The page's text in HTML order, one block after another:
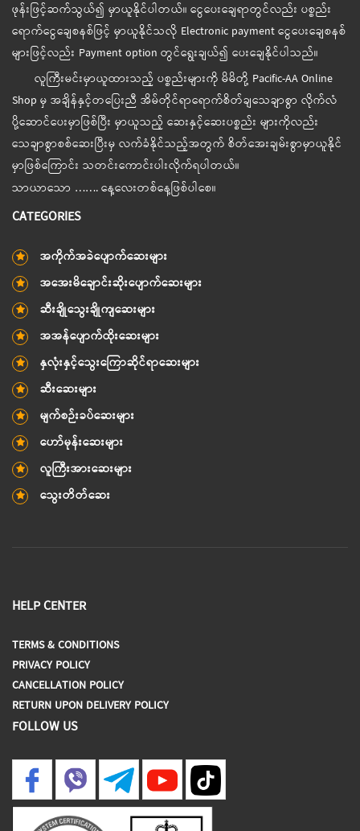
ဖုန်းဖြင့်ဆက်သွယ်၍ မှာယူနိုင်ပါတယ်။ ငွေပေးချေရာတွင်လည်း ပစ္စည်း
ရောက်ငွေချေစနစ်ဖြင့် မှာယူနိုင်သလို Electronic payment ငွေပေးချေစနစ်
များဖြင့်လည်း Payment option တွင်ရွေးချယ်၍ ပေးချေနိုင်ပါသည်။
လူကြီးမင်းမှာယူထားသည့် ပစ္စည်းများကို မိမိတို့ Pacific-AA Online
Shop မှ အချိန်နှင့်တပြေးညီ အိမ်တိုင်ရာရောက်စိတ်ချသေချာစွာ လိုက်လံ
ပို့ဆောင်ပေးမှာဖြစ်ပြီး မှာယူသည့် ဆေးနှင့်ဆေးပစ္စည်း များကိုလည်း
သေချာစွာစစ်ဆေးပြီးမှ လက်ခံနိုင်သည့်အတွက် စိတ်အေးချမ်းစွာမှာယူနိုင်
မှာဖြစ်ကြောင်း သတင်းကောင်းပါးလိုက်ရပါတယ်။
သာယာသော ……. နေ့လေးတစ်နေ့ဖြစ်ပါစေ။
CATEGORIES
အကိုက်အခဲပျောက်ဆေးများ
အအေးမိချောင်းဆိုးပျောက်ဆေးများ
ဆီးချိုသွေးချိုကျဆေးများ
အအန်ပျောက်ထိုးဆေးများ
နှလုံးနှင့်သွေးကြောဆိုင်ရာဆေးများ
ဆီးဆေးများ
မျက်စဉ်းခပ်ဆေးများ
ဟော်မုန်းဆေးများ
လူကြီးအားဆေးများ
သွေးတိတ်ဆေး
HELP CENTER
TERMS & CONDITIONS
PRIVACY POLICY
CANCELLATION POLICY
RETURN UPON DELIVERY POLICY
FOLLOW US